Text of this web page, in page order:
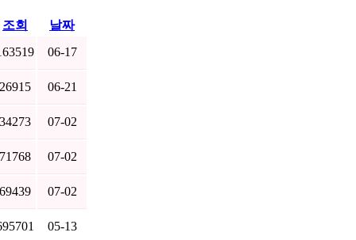
조회
날짜
06-17
26915 06-21
34273 07-02
71768 07-02
69439 07-02
05-13